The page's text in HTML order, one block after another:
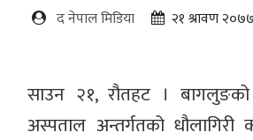
द नेपाल मिडिया २१ श्रावण
साउन २१, रौतहट । बागलुङको
अस्पताल अन्तर्गतको धौलागिरी